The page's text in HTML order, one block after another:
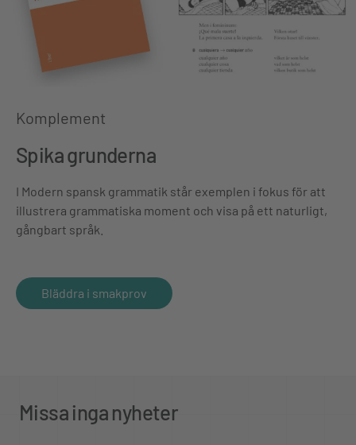
Komplement
Spika grunderna
I Modern spansk grammatik står exemplen i fokus för att
illustrera grammatiska moment och visa på ett naturligt,
gångbart språk.
Bläddra i smakprov
Missa inga nyheter